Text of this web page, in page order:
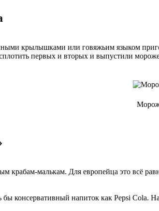
крылышками или говяжьим языком
первых и вторых и выпустили
крабам-малькам. Для европейца это всё
консервативный напиток как Pepsi Cola.